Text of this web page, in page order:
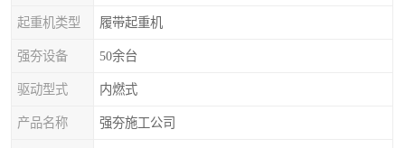
起重机类型 履带起重机
强夯设备 50余台
驱动型式 内燃式
产品名称 强夯施工公司